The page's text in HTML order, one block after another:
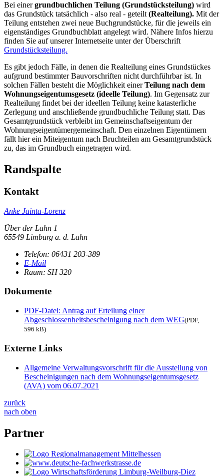
Bei einergrundbuchlichen Teilung (Grundstücksteilung) wird
das Grundstück tatsächlich - also real - geteilt (Realteilung). Mit der
Teilung entstehen zwei neue Buchgrundstücke, für die jeweils ein
eigenständiges Grundbuchblatt angelegt wird. Nähere Infos hierzu
finden Sie auf unserer Internetseite unter der Überschrift
Grundstücksteilung.
Es gibt jedoch Fälle, in denen die Realteilung eines Grundstückes
aufgrund bestimmter Bauvorschriften nicht durchführbar ist. In
solchen Fällen besteht die Möglichkeit einerTeilung nach dem
Wohnungseigentumsgesetz (ideelle Teilung). Im Gegensatz zur
Realteilung findet bei der ideellen Teilung keine katasterliche
Zerlegung und anschließende grundbuchliche Teilung statt. Das
Gesamtgrundstück verbleibt im Gemeinschaftseigentum der
Wohnungseigentümergemeinschaft. Den einzelnen Eigentümern
fällt hier ein Miteigentum nach Bruchteilen am Gesamtgrundstück
zu, das im Grundbuch eingetragen wird.
Randspalte
Kontakt
Anke Jainta-Lorenz
Über der Lahn 1
65549 Limburg a. d. Lahn
Telefon: 06431 203-389
E-Mail
Raum: SH 320
Dokumente
PDF-Datei: Antrag auf Erteilung einer
Abgeschlossenheitsbescheinigung nach dem WEG(PDF,
596 kB)
Externe Links
Allgemeine Verwaltungsvorschrift für die Ausstellung von
Bescheinigungen nach dem Wohnungseigentumsgesetz
(AVA) vom 06.07.2021
zurück
nach oben
Partner